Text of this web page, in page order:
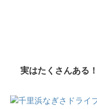
実はたくさんある